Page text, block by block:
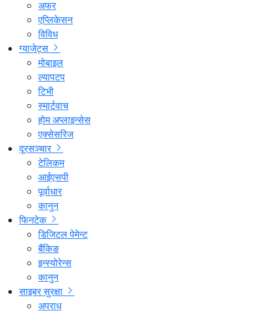
अफर
एप्लिकेसन
विविध
ग्याजेट्स
मोबाइल
ल्यापटप
टिभी
स्मार्टवाच
होम अप्लाइन्सेस
एक्सेसरिज
दूरसञ्चार
टेलिकम
आईएसपी
पूर्वाधार
कानुन
फिनटेक
डिजिटल पेमेन्ट
बैंकिङ
इन्स्योरेन्स
कानुन
साइबर सुरक्षा
अपराध